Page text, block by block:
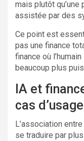
mais plutôt
assistée par des
Ce point est
pas une finance
finance où
beaucoup plus
IA et
cas
L’association entre
se traduire par